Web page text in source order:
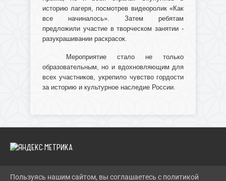
историю лагеря, посмотрев видеоролик «Как
все начиналось». Затем ребятам
предложили участие в творческом занятии -
разукрашивании раскрасок.
Мероприятие стало не только
образовательным, но и вдохновляющим для
всех участников, укрепило чувство гордости
за историю и культурное наследие России.
Пользуясь нашим сайтом, вы соглашаетесь с политикой